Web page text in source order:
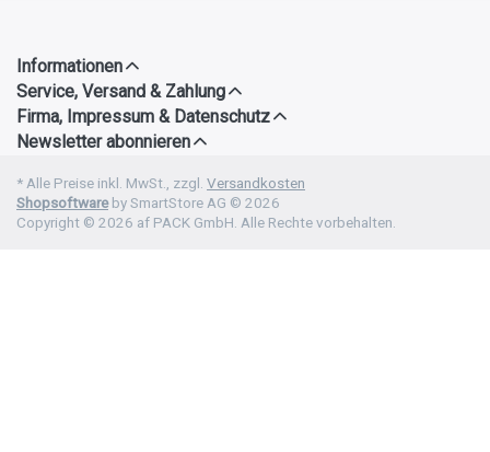
Informationen
Service, Versand & Zahlung
Firma, Impressum & Datenschutz
Newsletter abonnieren
* Alle Preise inkl. MwSt., zzgl. Versandkosten
Shopsoftwareby SmartStore AG © 2026
Copyright © 2026 af PACK GmbH. Alle Rechte vorbehalten.